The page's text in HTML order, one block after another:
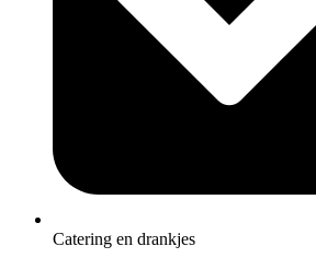
Catering en drankjes